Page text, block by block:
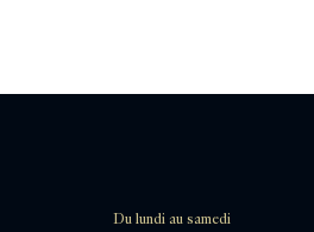
Du lundi au samedi